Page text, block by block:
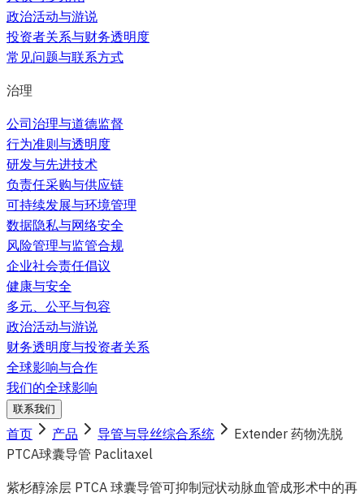
政治活动与游说
投资者关系与财务透明度
常见问题与联系方式
治理
公司治理与道德监督
行为准则与透明度
研发与先进技术
负责任采购与供应链
可持续发展与环境管理
数据隐私与网络安全
风险管理与监管合规
企业社会责任倡议
健康与安全
多元、公平与包容
政治活动与游说
财务透明度与投资者关系
全球影响与合作
我们的全球影响
联系我们
首页 产品 导管与导丝综合系统
Extender 药物洗脱
PTCA球囊导管 Paclitaxel
紫杉醇涂层 PTCA 球囊导管可抑制冠状动脉血管成形术中的再